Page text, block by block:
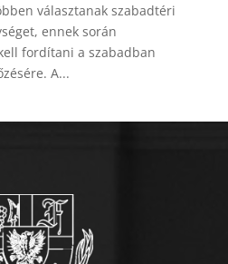
választanak szabadtéri
ennek során
fordítani a szabadban
A...